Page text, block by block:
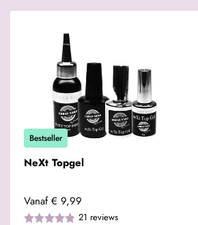
Bestseller
NeXt Topgel
Vanaf € 9,99
21 reviews